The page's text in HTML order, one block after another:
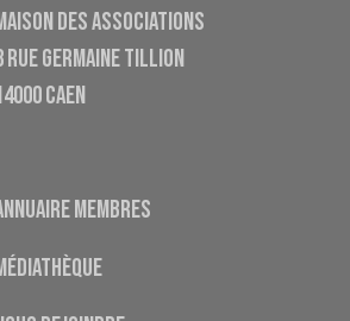
DES ASSOCIATIONS
RUE GERMAINE TILLION
CAEN
MEMBRES